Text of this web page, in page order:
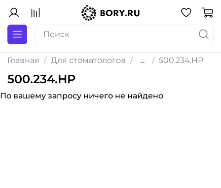
Главная Для стоматологов ... 500.234.HP
500.234.HP
По вашему запросу ничего не найдено